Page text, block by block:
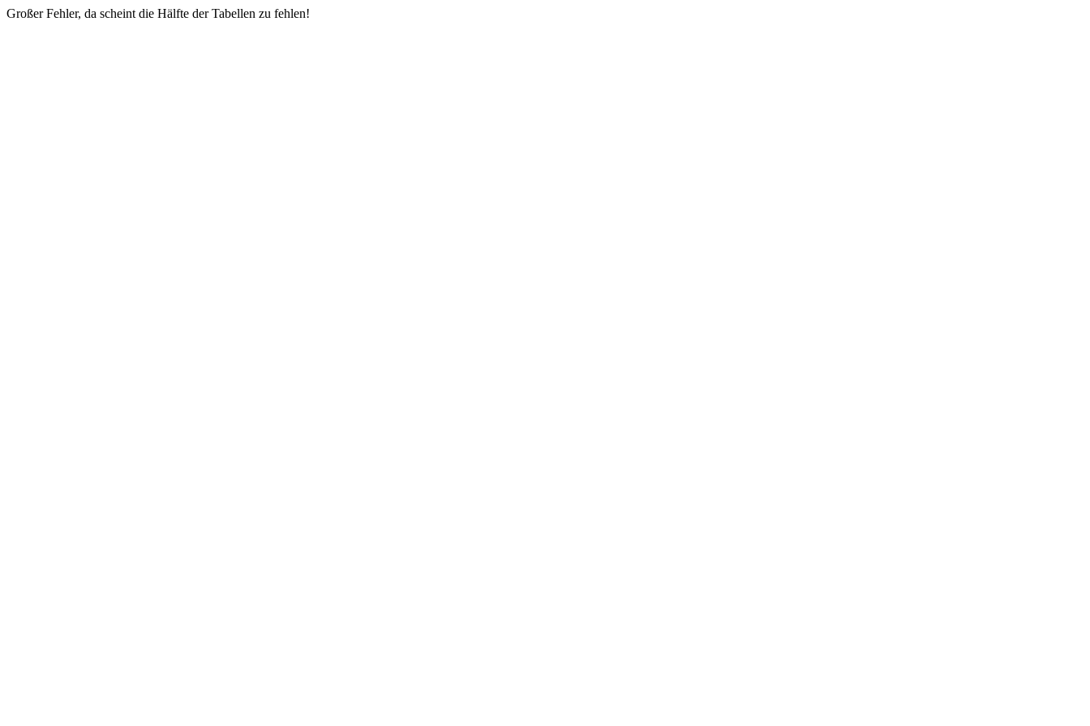
Großer Fehler, da scheint die Hälfte der Tabellen zu fehlen!